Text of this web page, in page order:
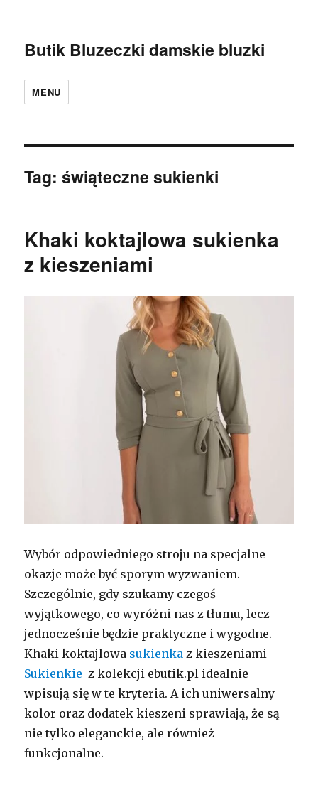
Butik Bluzeczki damskie bluzki
MENU
Tag:świąteczne sukienki
Khaki koktajlowa sukienka
z kieszeniami
Wybór odpowiedniego stroju na specjalne
okazje może być sporym wyzwaniem.
Szczególnie, gdy szukamy czegoś
wyjątkowego, co wyróżni nas z tłumu, lecz
jednocześnie będzie praktyczne i wygodne.
Khaki koktajlowa sukienka z kieszeniami –
Sukienkie z kolekcji ebutik.pl idealnie
wpisują się w te kryteria. A ich uniwersalny
kolor oraz dodatek kieszeni sprawiają, że są
nie tylko eleganckie, ale również
funkcjonalne.